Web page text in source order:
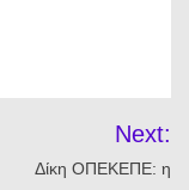
Next:
Δίκη ΟΠΕΚΕΠΕ: η